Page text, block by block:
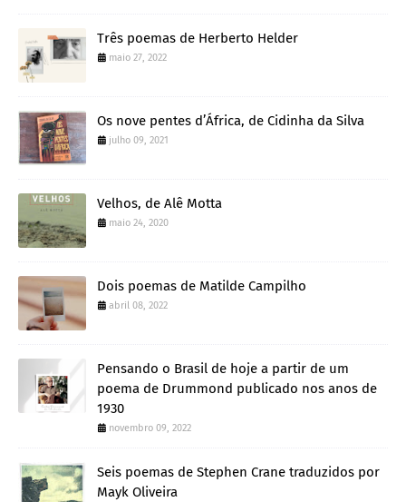
Três poemas de Herberto Helder
maio 27, 2022
Os nove pentes d’África, de Cidinha da Silva
julho 09, 2021
Velhos, de Alê Motta
maio 24, 2020
Dois poemas de Matilde Campilho
abril 08, 2022
Pensando o Brasil de hoje a partir de um
poema de Drummond publicado nos anos de
1930
novembro 09, 2022
Seis poemas de Stephen Crane traduzidos por
Mayk Oliveira